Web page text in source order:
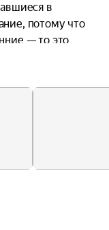
в
потому что
— то это
и горьких